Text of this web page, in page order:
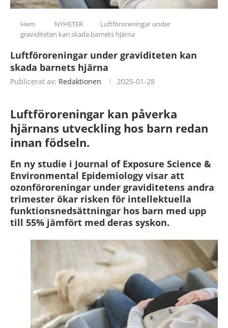
Hem NYHETER
Luftföroreningar under
graviditeten kan skada barnets hjärna
Luftföroreningar under graviditeten kan
skada barnets hjärna
Publicerat av: Redaktionen 2025-01-28
Luftföroreningar kan påverka
hjärnans utveckling hos barn redan
innan födseln.
En ny studie i Journal of Exposure Science &
Environmental Epidemiology visar att
ozonföroreningar under graviditetens andra
trimester ökar risken för intellektuella
funktionsnedsättningar hos barn med upp
till 55% jämfört med deras syskon.